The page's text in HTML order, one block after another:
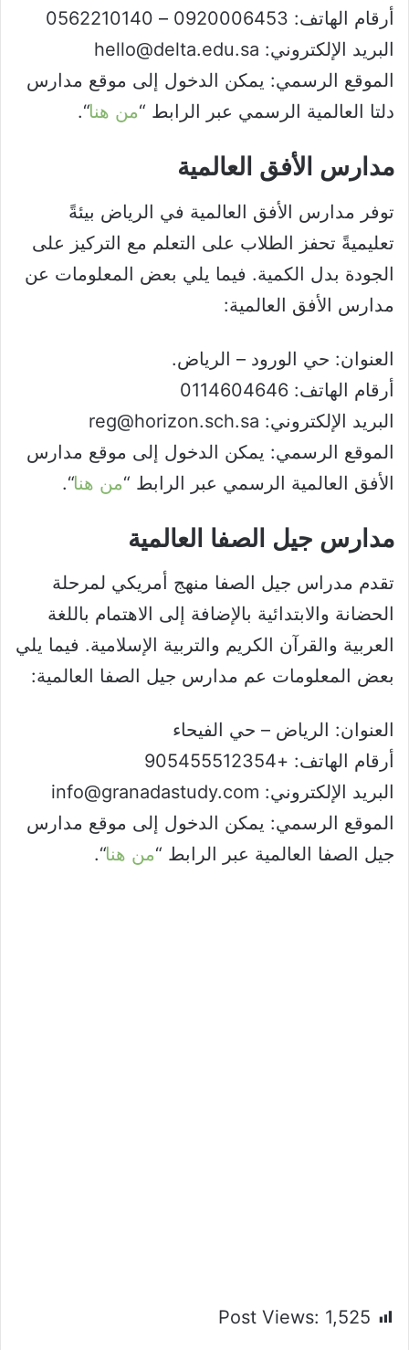
أرقام الهاتف: 0920006453 – 0562210140
البريد الإلكتروني: hello@delta.edu.sa
الموقع الرسمي: يمكن الدخول إلى موقع مدارس
دلتا العالمية الرسمي عبر الرابط “من هنا“.
مدارس الأفق العالمية
توفر مدارس الأفق العالمية في الرياض بيئةً
تعليميةً تحفز الطلاب على التعلم مع التركيز على
الجودة بدل الكمية. فيما يلي بعض المعلومات عن
مدارس الأفق العالمية:
العنوان: حي الورود – الرياض.
أرقام الهاتف: 0114604646
البريد الإلكتروني: reg@horizon.sch.sa
الموقع الرسمي: يمكن الدخول إلى موقع مدارس
الأفق العالمية الرسمي عبر الرابط “من هنا“.
مدارس جيل الصفا العالمية
تقدم مدراس جيل الصفا منهج أمريكي لمرحلة
الحضانة والابتدائية بالإضافة إلى الاهتمام باللغة
العربية والقرآن الكريم والتربية الإسلامية. فيما يلي
بعض المعلومات عم مدارس جيل الصفا العالمية:
العنوان: الرياض – حي الفيحاء
أرقام الهاتف: +905455512354
البريد الإلكتروني: info@granadastudy.com
الموقع الرسمي: يمكن الدخول إلى موقع مدارس
جيل الصفا العالمية عبر الرابط “من هنا“.
Post Views: 1,525